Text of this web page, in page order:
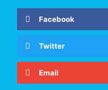
Facebook
Twitter
Email